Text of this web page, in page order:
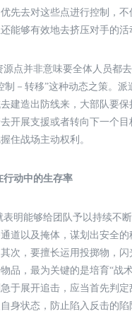
先去对这些点进行控制，
能够有效地去挤压对手的活
源点并非意味要全体人员都
制－转移”这种动态之策。派
建造出防线来，大部队要
开展支援或者转向下一个目
住战场主动权利。
行动中的生存率
表明能够给团队予以持续不
道以及掩体，谋划出安全
次，要擅长运用投掷物，
品，最为关键的是培育“战
于展开追击，应当首先判定
身状态，防止陷入反击的陷